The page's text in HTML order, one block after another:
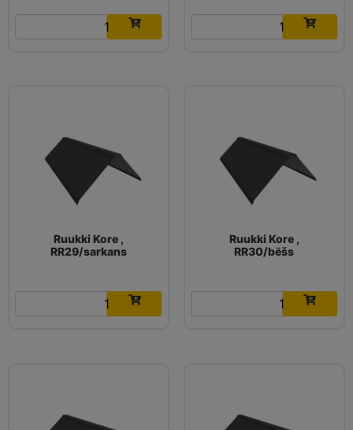
16.03€ 16.03€
Ruukki Kore ,
RR29/sarkans
16.03€
Ruukki Kore ,
RR30/bēšs
16.03€